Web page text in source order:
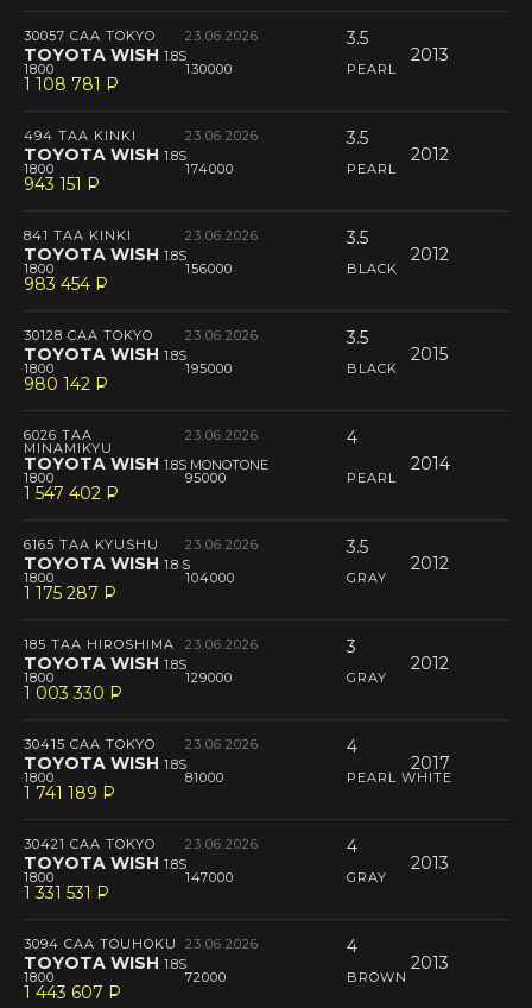
30057 CAA TOKYO 23.06.2026 3.5
TOYOTA WISH 1.8S 2013
1800 130000 PEARL
1 108 781 P
--
494 TAA KINKI 23.06.2026 3.5
TOYOTA WISH 1.8S 2012
1800 174000 PEARL
943 151 P
--
841 TAA KINKI 23.06.2026 3.5
TOYOTA WISH 1.8S 2012
1800 156000 BLACK
983 454 P
--
30128 CAA TOKYO 23.06.2026 3.5
TOYOTA WISH 1.8S 2015
1800 195000 BLACK
980 142 P
--
6026 TAA
MINAMIKYU
23.06.2026
4
TOYOTA WISH 1.8S MONOTONE 2014
1800 95000 PEARL
1 547 402 P
--
6165 TAA KYUSHU 23.06.2026 3.5
TOYOTA WISH 1.8 S 2012
1800 104000 GRAY
1 175 287 P
--
185 TAA HIROSHIMA 23.06.2026 3
TOYOTA WISH 1.8S 2012
1800 129000 GRAY
1 003 330 P
--
30415 CAA TOKYO 23.06.2026 4
TOYOTA WISH 1.8S 2017
1800 81000 PEARL WHITE
1 741 189 P
--
30421 CAA TOKYO 23.06.2026 4
TOYOTA WISH 1.8S 2013
1800 147000 GRAY
1 331 531 P
--
3094 CAA TOUHOKU 23.06.2026 4
TOYOTA WISH 1.8S 2013
1800 72000 BROWN
1 443 607 P
--